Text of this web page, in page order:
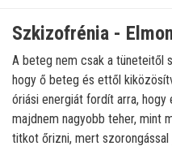
Szkizofrénia -
A beteg nem csak a tüneteitől
hogy ő beteg és ettől
óriási energiát fordít arra,
majdnem nagyobb teher, mint
titkot őrizni, mert